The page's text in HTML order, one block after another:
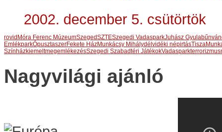
2002. december 5. csütörtök
rovid Móra Ferenc MúzeumSzegedSZTESzegedi VadasparkJuhász Gyula
EmlékparkÓpusztaszerFekete HázMunkácsy Mihálydélvidéki népirtásTisza
SzínházkiemeltmegemlékezésSzegedi Szabadtéri JátékokVadasparkterrorizmus
Nagyvilági ajánló